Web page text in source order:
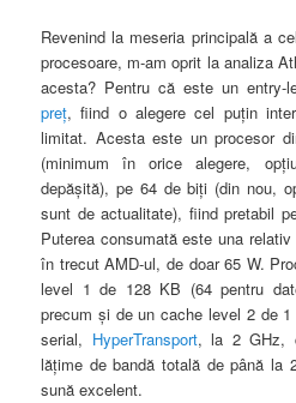
Revenind la meseria principală a
procesoare, m-am oprit la analiza
acesta? Pentru că este un entry-
preţ, fiind o alegere cel puţin
limitat. Acesta este un procesor
(minimum în orice alegere,
depăşită), pe 64 de biţi (din nou,
sunt de actualitate), fiind pretabil
Puterea consumată este una
în trecut AMD-ul, de doar 65 W.
level 1 de 128 KB (64 pentru
precum şi de un cache level 2 de
serial, HyperTransport,la 2 GHz,
lăţime de bandă totală de până la
sună excelent.